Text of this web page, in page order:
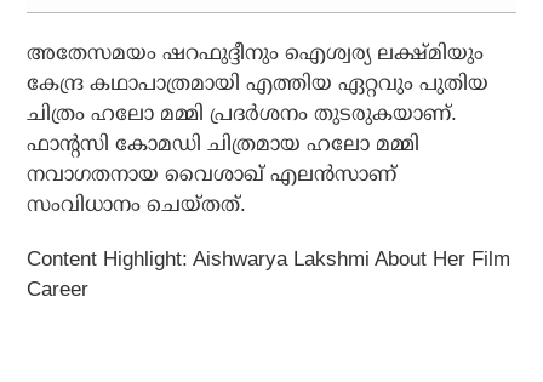
അതേസമയം ഷറഫുദ്ദീനും ഐശ്വര്യ ലക്ഷ്മിയും
കേന്ദ്ര കഥാപാത്രമായി എത്തിയ ഏറ്റവും പുതിയ
ചിത്രം ഹലോ മമ്മി പ്രദർശനം തുടരുകയാണ്.
ഫാന്റസി കോമഡി ചിത്രമായ ഹലോ മമ്മി
നവാഗതനായ വൈശാഖ് എലന്‍സാണ്
സംവിധാനം ചെയ്തത്.
Content Highlight: Aishwarya Lakshmi About Her Film
Career